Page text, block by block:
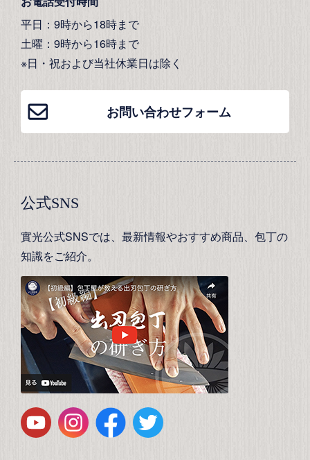
平日：9時から18時まで
土曜：9時から16時まで
※日・祝および当社休業日は除く
お問い合わせフォーム
公式SNS
實光公式SNSでは、最新情報やおすすめ商品、包丁の
知識をご紹介。